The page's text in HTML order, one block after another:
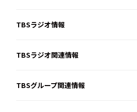
TBSラジオ情報
TBSラジオ関連情報
TBSグループ関連情報